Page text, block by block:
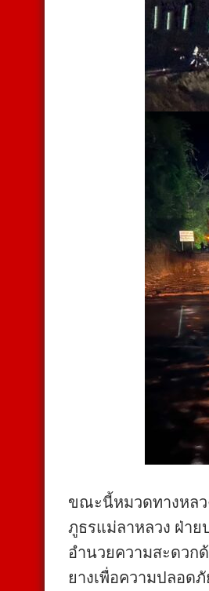
ขณะนี้หมวดทางหลว
ภูธรแม่ลาหลวง ฝ่า
อำนวยความสะดวก
ยางเพื่อความปลอดภั